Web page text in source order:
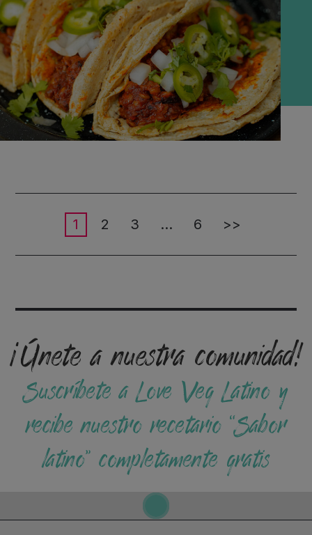
1 2 3 … 6 >>
¡Únete a nuestra comunidad!
Suscríbete a Love Veg Latino y
recibe nuestro recetario “Sabor
latino” completamente gratis